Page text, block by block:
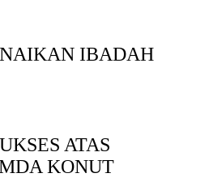
IBADAH
ATAS
KONUT